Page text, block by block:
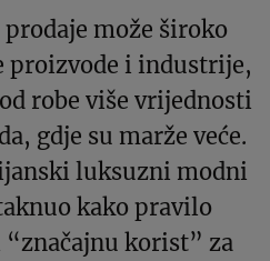
može široko
i industrije,
robe više vrijednosti
gdje su marže veće.
luksuzni modni
kako pravilo
korist” za